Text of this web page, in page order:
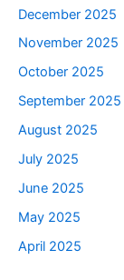
December 2025
November 2025
October 2025
September 2025
August 2025
July 2025
June 2025
May 2025
April 2025